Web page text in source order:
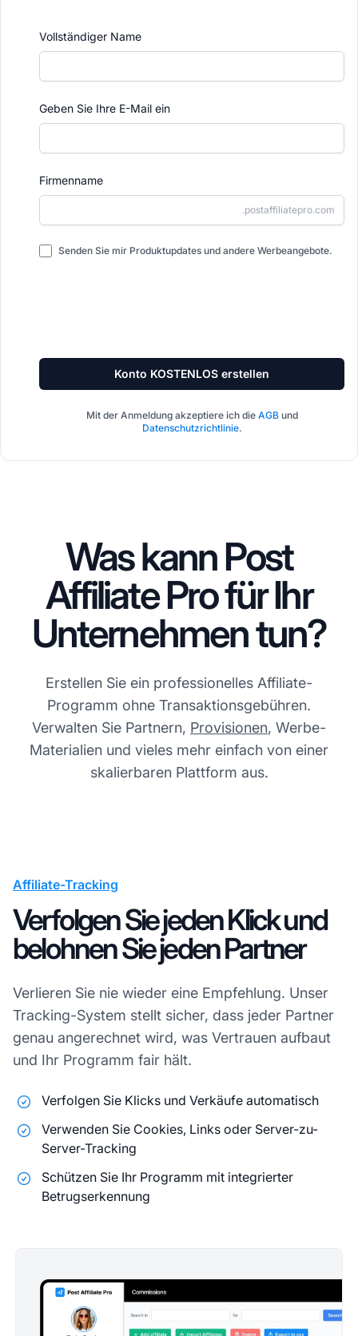
Vollständiger Name
Geben Sie Ihre E-Mail ein
Firmenname
.postaffiliatepro.com
Senden Sie mir Produktupdates und andere Werbeangebote.
Konto KOSTENLOS erstellen
Mit der Anmeldung akzeptiere ich die AGBund
Datenschutzrichtlinie.
Was kann Post
Affiliate Pro für Ihr
Unternehmen tun?
Erstellen Sie ein professionelles Affiliate-
Programm ohne Transaktionsgebühren.
Verwalten Sie Partnern, Provisionen, Werbe-
Materialien und vieles mehr einfach von einer
skalierbaren Plattform aus.
Affiliate-Tracking
Verfolgen Sie jeden Klick und
belohnen Sie jeden Partner
Verlieren Sie nie wieder eine Empfehlung. Unser
Tracking-System stellt sicher, dass jeder Partner
genau angerechnet wird, was Vertrauen aufbaut
und Ihr Programm fair hält.
Verfolgen Sie Klicks und Verkäufe automatisch
Verwenden Sie Cookies, Links oder Server-zu-
Server-Tracking
Schützen Sie Ihr Programm mit integrierter
Betrugserkennung